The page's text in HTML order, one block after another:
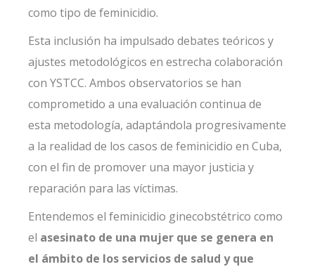
como tipo de feminicidio.
Esta inclusión ha impulsado debates teóricos y
ajustes metodológicos en estrecha colaboración
con YSTCC. Ambos observatorios se han
comprometido a una evaluación continua de
esta metodología, adaptándola progresivamente
a la realidad de los casos de feminicidio en Cuba,
con el fin de promover una mayor justicia y
reparación para las víctimas.
Entendemos el feminicidio ginecobstétrico como
el asesinato de una mujer que se genera en
el ámbito de los servicios de salud y que